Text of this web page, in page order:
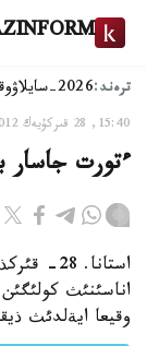
ترەند:2026-سايلاۋ
15:40, 28 قىركۇيەك 2012
ءتورت جاسار
استانا.
وقيعا ايةلدئث